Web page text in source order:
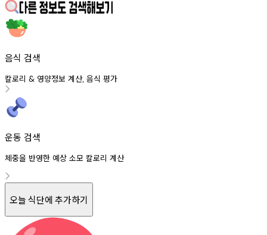
음식 검색
칼로리 & 영양정보 계산, 음식 평가
운동 검색
체중을 반영한 예상 소모 칼로리 계산
오늘 식단에 추가하기